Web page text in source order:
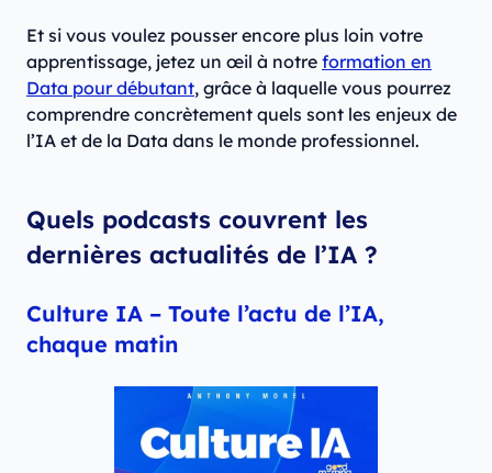
Et si vous voulez pousser encore plus loin votre
apprentissage, jetez un œil à notre formation en
Data pour débutant, grâce à laquelle vous pourrez
comprendre concrètement quels sont les enjeux de
l’IA et de la Data dans le monde professionnel.
Quels podcasts couvrent les
dernières actualités de l’IA ?
Culture IA – Toute l’actu de l’IA,
chaque matin